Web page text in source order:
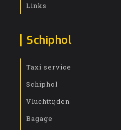
Links
Schiphol
Taxi service
Schiphol
Vluchttijden
Bagage